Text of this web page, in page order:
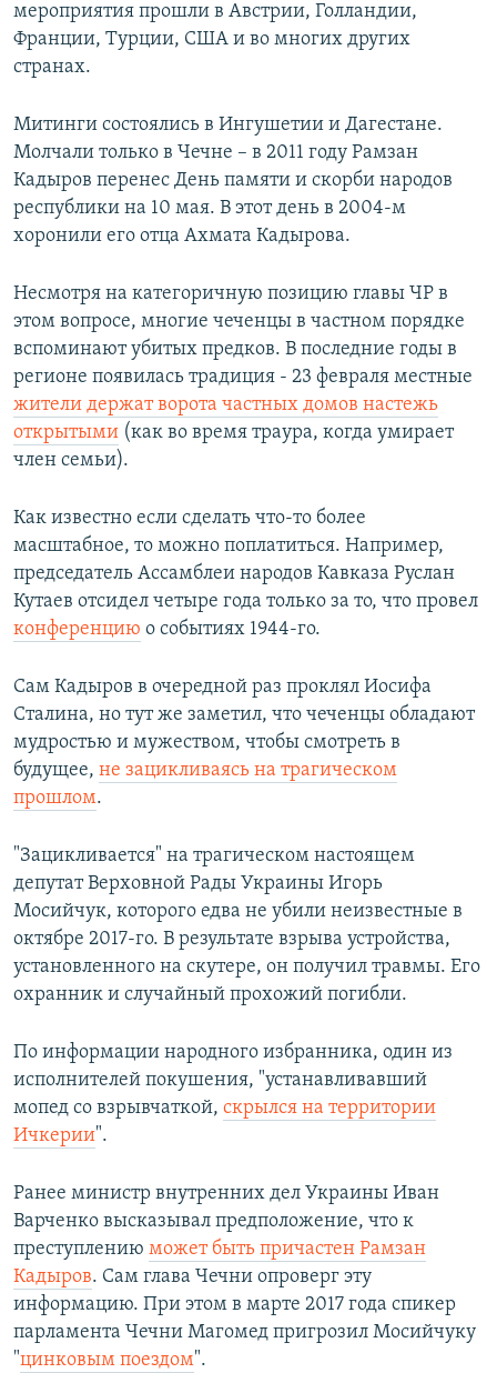
мероприятия прошли в Австрии, Голландии,
Франции, Турции, США и во многих других
странах.
Митинги состоялись в Ингушетии и Дагестане.
Молчали только в Чечне – в 2011 году Рамзан
Кадыров перенес День памяти и скорби народов
республики на 10 мая. В этот день в 2004-м
хоронили его отца Ахмата Кадырова.
Несмотря на категоричную позицию главы ЧР в
этом вопросе, многие чеченцы в частном порядке
вспоминают убитых предков. В последние годы в
регионе появилась традиция - 23 февраля местные
жители держат ворота частных домов настежь
открытыми (как во время траура, когда умирает
член семьи).
Как известно если сделать что-то более
масштабное, то можно поплатиться. Например,
председатель Ассамблеи народов Кавказа Руслан
Кутаев отсидел четыре года только за то, что провел
конференцию о событиях 1944-го.
Сам Кадыров в очередной раз проклял Иосифа
Сталина, но тут же заметил, что чеченцы обладают
мудростью и мужеством, чтобы смотреть в
будущее, не зацикливаясь на трагическом
прошлом.
"Зацикливается" на трагическом настоящем
депутат Верховной Рады Украины Игорь
Мосийчук, которого едва не убили неизвестные в
октябре 2017-го. В результате взрыва устройства,
установленного на скутере, он получил травмы. Его
охранник и случайный прохожий погибли.
По информации народного избранника, один из
исполнителей покушения, "устанавливавший
мопед со взрывчаткой, скрылся на территории
Ичкерии".
Ранее министр внутренних дел Украины Иван
Варченко высказывал предположение, что к
преступлению может быть причастен Рамзан
Кадыров. Сам глава Чечни опроверг эту
информацию. При этом в марте 2017 года спикер
парламента Чечни Магомед пригрозил Мосийчуку
"цинковым поездом".